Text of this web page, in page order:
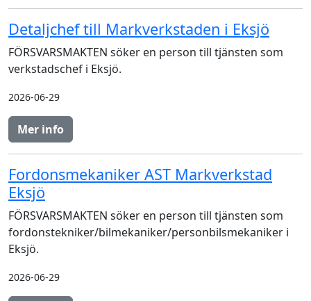
Detaljchef till Markverkstaden i Eksjö
FÖRSVARSMAKTEN söker en person till tjänsten som
verkstadschef i Eksjö.
2026-06-29
Mer info
Fordonsmekaniker AST Markverkstad
Eksjö
FÖRSVARSMAKTEN söker en person till tjänsten som
fordonstekniker/bilmekaniker/personbilsmekaniker i
Eksjö.
2026-06-29